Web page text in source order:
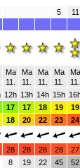
5
11
Ma
11.
Ma
11.
Ma
11.
Ma
11.
Ma
11.
12h 13h 14h 15h
17 17 18 19
19
18 20 22 23
24
28 28 28 28 27
8 19 22 45 52